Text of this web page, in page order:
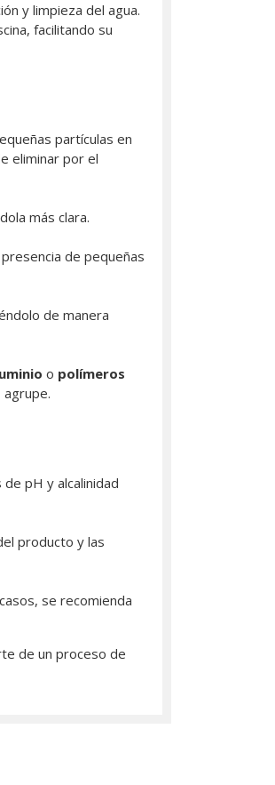
y limpieza del agua.
facilitando su
partículas en
eliminar por el
más clara.
de pequeñas
de manera
o polímeros
pH y alcalinidad
producto y las
se recomienda
de un proceso de